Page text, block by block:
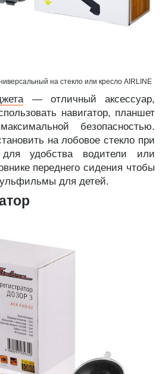
на стекло или кресло AIRLINE
— отличный аксессуар,
навигатор, планшет
безопасностью.
на лобовое стекло при
удобства водители или
переднего сидения чтобы
для детей.